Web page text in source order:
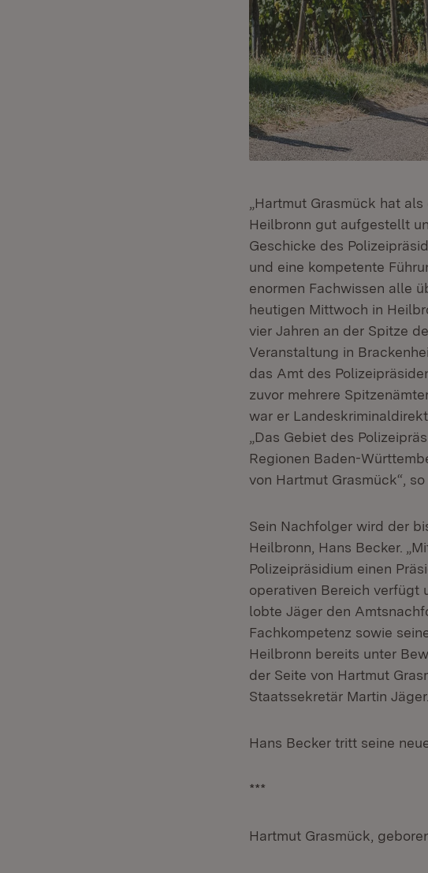
„Hartmut Grasmück hat
Heilbronn gut aufgestellt
Geschicke des
und eine kompetente
enormen Fachwissen alle
heutigen Mittwoch in
vier Jahren an der Spitze
Veranstaltung in
das Amt des
zuvor mehrere
war er
„Das Gebiet des
Regionen Baden-
von Hartmut Grasmück“, so
Sein Nachfolger wird der
Heilbronn, Hans Becker.
Polizeipräsidium einen
operativen Bereich verfügt
lobte Jäger den
Fachkompetenz sowie
Heilbronn bereits unter
der Seite von Hartmut
Staatssekretär Martin Jäger.
Hans Becker tritt seine
***
Hartmut Grasmück,